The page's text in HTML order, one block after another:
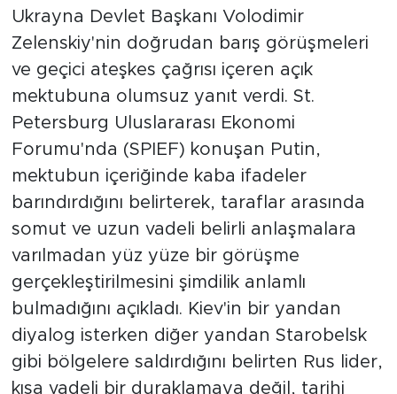
Ukrayna Devlet Başkanı Volodimir
Zelenskiy'nin doğrudan barış görüşmeleri
ve geçici ateşkes çağrısı içeren açık
mektubuna olumsuz yanıt verdi. St.
Petersburg Uluslararası Ekonomi
Forumu'nda (SPIEF) konuşan Putin,
mektubun içeriğinde kaba ifadeler
barındırdığını belirterek, taraflar arasında
somut ve uzun vadeli belirli anlaşmalara
varılmadan yüz yüze bir görüşme
gerçekleştirilmesini şimdilik anlamlı
bulmadığını açıkladı. Kiev'in bir yandan
diyalog isterken diğer yandan Starobelsk
gibi bölgelere saldırdığını belirten Rus lider,
kısa vadeli bir duraklamaya değil, tarihi